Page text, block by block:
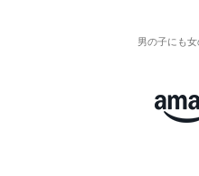
男の子にも